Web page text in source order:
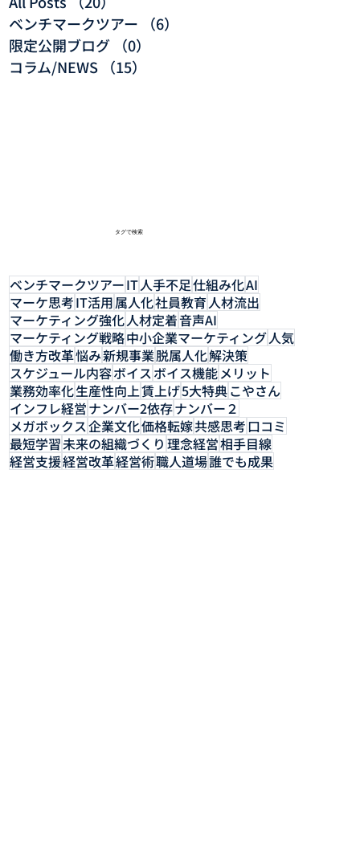
ベンチマークツアー
（6）
限定公開ブログ
（0）
コラム/NEWS
（15）
ベンチマークツアーIT人手不足仕組み化AI
マーケ思考IT活用属人化社員教育人材流出
マーケティング強化人材定着音声AI
マーケティング戦略中小企業マーケティング人気
働き方改革悩み新規事業脱属人化解決策
スケジュール内容ボイスボイス機能メリット
業務効率化生産性向上賃上げ5大特典こやさん
インフレ経営ナンバー2依存ナンバー２
メガボックス企業文化価格転嫁共感思考口コミ
最短学習未来の組織づくり 理念経営相手目線
経営支援経営改革経営術職人道場誰でも成果
​タグで検索